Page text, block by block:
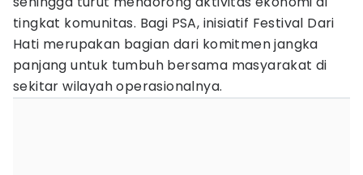
tingkat komunitas. Bagi PSA, inisiatif Festival Dari
Hati merupakan bagian dari komitmen jangka
panjang untuk tumbuh bersama masyarakat di
sekitar wilayah operasionalnya.